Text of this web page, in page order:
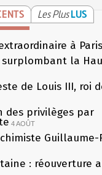
Les PlusLUS
à Paris
la
de Louis III, roi
des privilèges par
4 AOÛT
Guillaume-
: réouverture